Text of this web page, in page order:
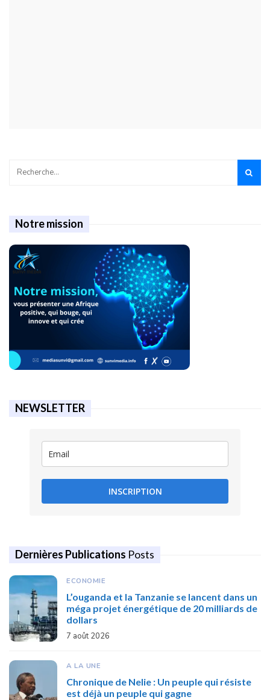
Notre mission
NEWSLETTER
INSCRIPTION
Dernières Publications Posts
ECONOMIE
L’ouganda et la Tanzanie se lancent dans un
méga projet énergétique de 20 milliards de
dollars
7 août 2026
A LA UNE
Chronique de Nelie : Un peuple qui résiste
est déjà un peuple qui gagne